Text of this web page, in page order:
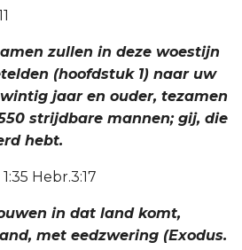
zullen in deze woestijn
(hoofdstuk 1) naar uw
jaar en ouder, tezamen
strijdbare mannen; gij, die
hebt.
Hebr.3:17
in dat land komt,
met eedzwering (Exodus.